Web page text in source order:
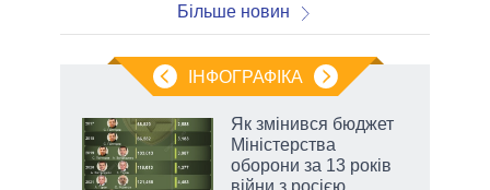
Більше новин
ІНФОГРАФІКА
Як змінився бюджет
Міністерства
оборони за 13 років
війни з росією